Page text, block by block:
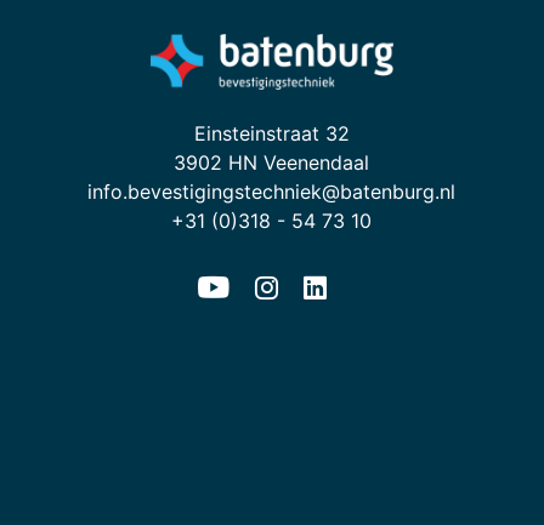
Einsteinstraat 32
3902 HN Veenendaal
info.bevestigingstechniek@batenburg.nl
+31 (0)318 - 54 73 10